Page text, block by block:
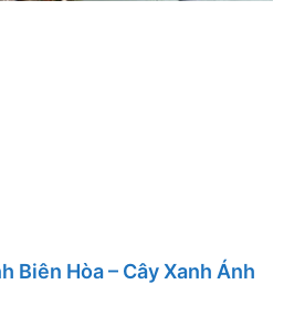
Biên Hòa – Cây Xanh Ánh